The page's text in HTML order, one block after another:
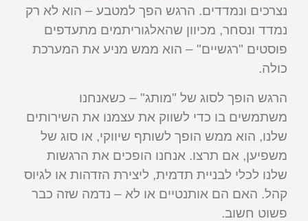
נצרכים ונמדדים. הרגש הפך למטבע – הוא לא רק
נמדד ונסחר, מכיוון שהאלגוריתמים מתעדפים
פוסטים "רגשיים" – הוא ממש מניע את המערכת
כולה.
הרגש הופך לסוג של "מותג" – כשאנחנו
משתמשים בו כדי לשווק את עצמנו את השירותים
שלנו, הוא ממש הופך לשותף שיווקי, או סוג של
משפיען, אם תרצו. אנחנו הופכים את הרגשות
שלנו לכלי לבניית תדמית, ליצירת הזדהות או לגיוס
קהל. האם הם אותנטיים או לא – נדמה שזה כבר
פשוט חשוב.